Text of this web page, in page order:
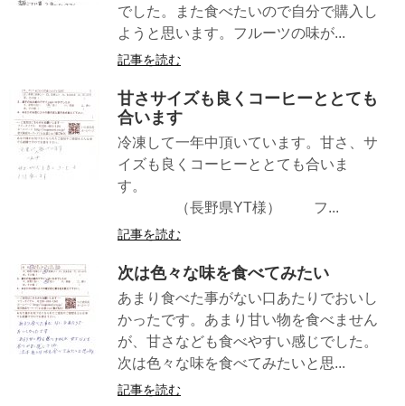
でした。また食べたいので自分で購入し
ようと思います。フルーツの味が...
記事を読む
甘さサイズも良くコーヒーととても
合います
冷凍して一年中頂いています。甘さ、サ
イズも良くコーヒーととても合いま
す。
（長野県YT様） フ...
記事を読む
次は色々な味を食べてみたい
あまり食べた事がない口あたりでおいし
かったです。あまり甘い物を食べません
が、甘さなども食べやすい感じでした。
次は色々な味を食べてみたいと思...
記事を読む